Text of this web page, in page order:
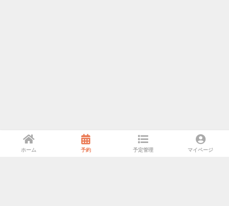
ホーム 予約 予定管理 マイページ